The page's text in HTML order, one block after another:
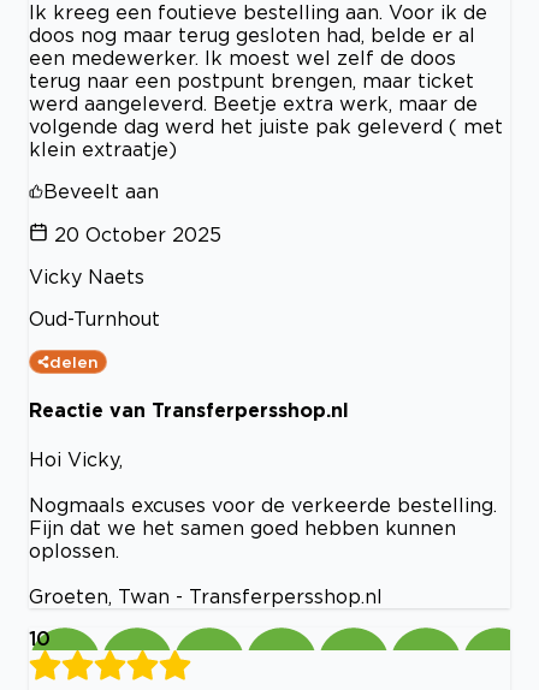
Ik kreeg een foutieve bestelling aan. Voor ik de
doos nog maar terug gesloten had, belde er al
een medewerker. Ik moest wel zelf de doos
terug naar een postpunt brengen, maar ticket
werd aangeleverd. Beetje extra werk, maar de
volgende dag werd het juiste pak geleverd ( met
klein extraatje)
Beveelt aan
20 October 2025
Vicky Naets
Oud-Turnhout
delen
Reactie van Transferpersshop.nl
Hoi Vicky,
Nogmaals excuses voor de verkeerde bestelling.
Fijn dat we het samen goed hebben kunnen
oplossen.
Groeten, Twan - Transferpersshop.nl
10